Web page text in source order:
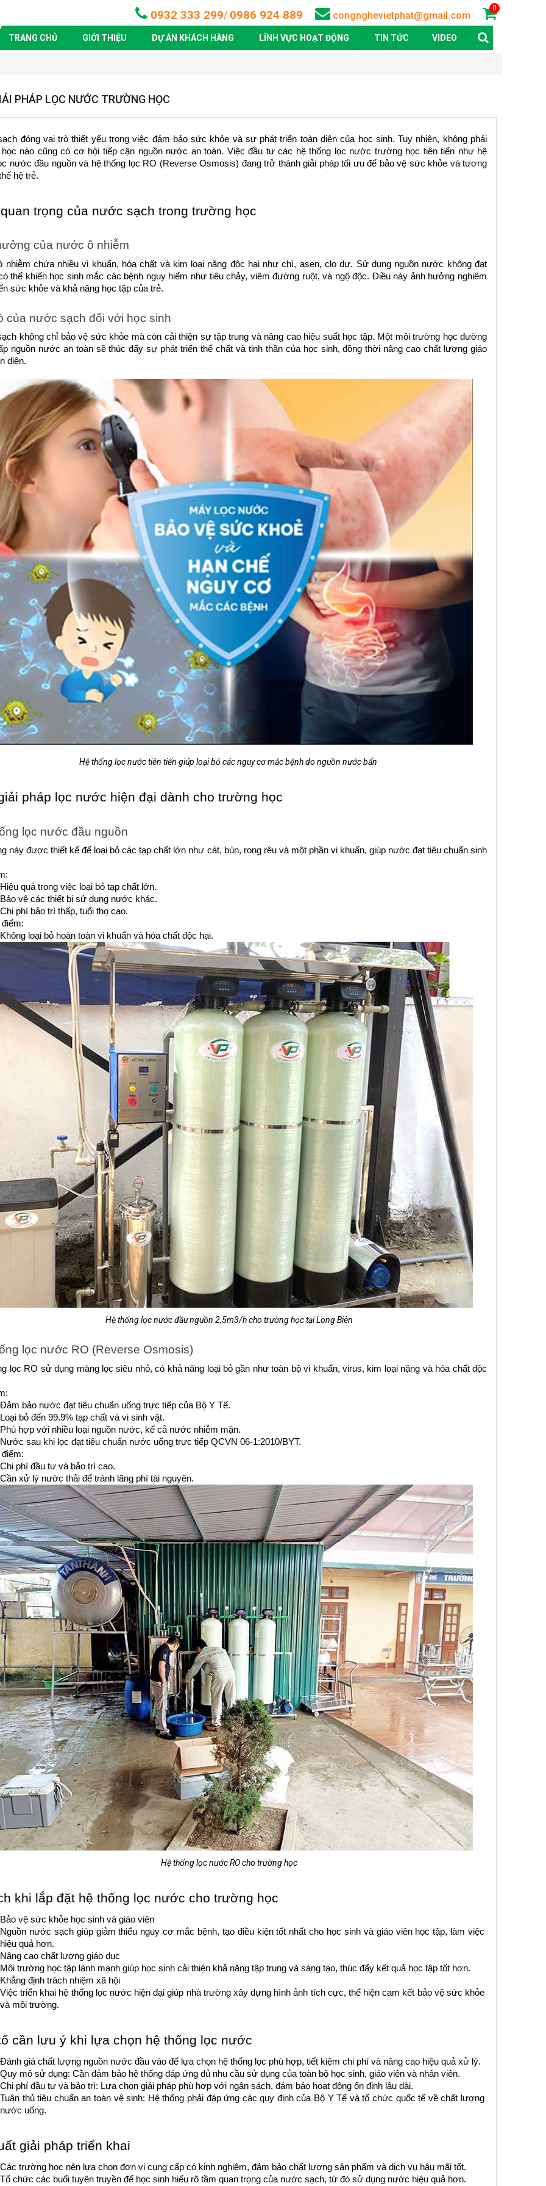
0932 333 299/ 0986 924 889 congnghevietphat@gmail.com
0
TRANG CHỦ GIỚI THIỆU DỰ ÁN KHÁCH HÀNG LĨNH VỰC HOẠT ĐỘNG TIN TỨC VIDEO
PHÁP LỌC NƯỚC TRƯỜNG HỌC
đóng vai trò thiết yếu trong việc đảm bảo sức khỏe và sự phát triển toàn diện của học sinh. Tuy nhiên, không phải
nào cũng có cơ hội tiếp cận nguồn nước an toàn. Việc đầu tư các hệ thống lọc nước trường học tiên tiến như hệ
nước đầu nguồn và hệ thống lọc RO (Reverse Osmosis) đang trở thành giải pháp tối ưu để bảo vệ sức khỏe và tương
hệ trẻ.
trọng của nước sạch trong trường học
của nước ô nhiễm
nhiễm chứa nhiều vi khuẩn, hóa chất và kim loại nặng độc hại như chì, asen, clo dư. Sử dụng nguồn nước không đạt
thể khiến học sinh mắc các bệnh nguy hiểm như tiêu chảy, viêm đường ruột, và ngộ độc. Điều này ảnh hưởng nghiêm
sức khỏe và khả năng học tập của trẻ.
của nước sạch đối với học sinh
không chỉ bảo vệ sức khỏe mà còn cải thiện sự tập trung và nâng cao hiệu suất học tập. Một môi trường học đường
nguồn nước an toàn sẽ thúc đẩy sự phát triển thể chất và tinh thần của học sinh, đồng thời nâng cao chất lượng giáo
diện.
Hệ thống lọc nước tiên tiến giúp loại bỏ các nguy cơ mắc bệnh do nguồn nước bẩn
pháp lọc nước hiện đại dành cho trường học
lọc nước đầu nguồn
này được thiết kế để loại bỏ các tạp chất lớn như cát, bùn, rong rêu và một phần vi khuẩn, giúp nước đạt tiêu chuẩn sinh
Hiệu quả trong việc loại bỏ tạp chất lớn.
Bảo vệ các thiết bị sử dụng nước khác.
Chi phí bảo trì thấp, tuổi thọ cao.
Không loại bỏ hoàn toàn vi khuẩn và hóa chất độc hại.
Hệ thống lọc nước đầu nguồn 2,5m3/h cho trường học tại Long Biên
lọc nước RO (Reverse Osmosis)
lọc RO sử dụng màng lọc siêu nhỏ, có khả năng loại bỏ gần như toàn bộ vi khuẩn, virus, kim loại nặng và hóa chất độc
Đảm bảo nước đạt tiêu chuẩn uống trực tiếp của Bộ Y Tế.
Loại bỏ đến 99.9% tạp chất và vi sinh vật.
Phù hợp với nhiều loại nguồn nước, kể cả nước nhiễm mặn.
Nước sau khi lọc đạt tiêu chuẩn nước uống trực tiếp QCVN 06-1:2010/BYT.
Chi phí đầu tư và bảo trì cao.
Cần xử lý nước thải để tránh lãng phí tài nguyên.
Hệ thống lọc nước RO cho trường học
khi lắp đặt hệ thống lọc nước cho trường học
Bảo vệ sức khỏe học sinh và giáo viên
Nguồn nước sạch giúp giảm thiểu nguy cơ mắc bệnh, tạo điều kiện tốt nhất cho học sinh và giáo viên học tập, làm việc
hiệu quả hơn.
Nâng cao chất lượng giáo dục
Môi trường học tập lành mạnh giúp học sinh cải thiện khả năng tập trung và sáng tạo, thúc đẩy kết quả học tập tốt hơn.
Khẳng định trách nhiệm xã hội
Việc triển khai hệ thống lọc nước hiện đại giúp nhà trường xây dựng hình ảnh tích cực, thể hiện cam kết bảo vệ sức khỏe
và môi trường.
cần lưu ý khi lựa chọn hệ thống lọc nước
Đánh giá chất lượng nguồn nước đầu vào để lựa chọn hệ thống lọc phù hợp, tiết kiệm chi phí và nâng cao hiệu quả xử lý.
Quy mô sử dụng: Cần đảm bảo hệ thống đáp ứng đủ nhu cầu sử dụng của toàn bộ học sinh, giáo viên và nhân viên.
Chi phí đầu tư và bảo trì: Lựa chọn giải pháp phù hợp với ngân sách, đảm bảo hoạt động ổn định lâu dài.
Tuân thủ tiêu chuẩn an toàn vệ sinh: Hệ thống phải đáp ứng các quy định của Bộ Y Tế và tổ chức quốc tế về chất lượng
nước uống.
giải pháp triển khai
Các trường học nên lựa chọn đơn vị cung cấp có kinh nghiệm, đảm bảo chất lượng sản phẩm và dịch vụ hậu mãi tốt.
Tổ chức các buổi tuyên truyền để học sinh hiểu rõ tầm quan trọng của nước sạch, từ đó sử dụng nước hiệu quả hơn.